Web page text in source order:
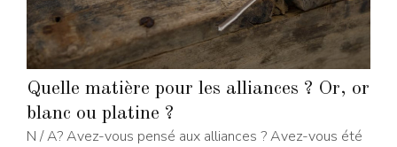
Quelle matière pour les alliances ? Or, or
blanc ou platine ?
N / A? Avez-vous pensé aux alliances ? Avez-vous été